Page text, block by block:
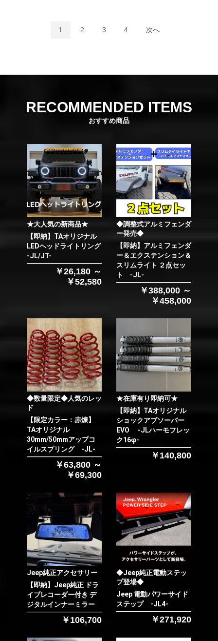
お買い物を続ける カートへ進む
1 2 3 4 次へ
RECOMMENDED ITEMS
おすすめ商品
★大人気の新商品★
【即納】TAオリジナル
LEDヘッドライトリング
-JL/JT-
￥26,180 ～
￥52,580
◆調整式アルミフェンダ
ー発売◆
【即納】アルミフェンダ
ー＆エクステンション＆
スリムライト ２点セッ
ト -JL-
￥388,000 ～
￥458,000
◆数量限定◆人気のレッ
ド
【限定カラー：赤煉】
TAオリジナル
30mm/50mmアップコ
イルスプリング -JL-
￥63,800 ～
￥69,300
★在庫有り即納可★
【即納】TAオリジナル
ショックアブソーバー
EVO -JLハーモフレッ
ク16φ-
￥140,800
Jeep純正アクセサリー
【即納】Jeep純正 ドラ
イブレコーダー付き デ
ジタルインナーミラー
￥106,700
◆Jeep純正電動ステッ
プ登場◆
Jeep 電動パワーサイド
ステップ -JL4-
￥271,920